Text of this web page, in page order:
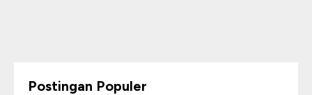
Postingan Populer